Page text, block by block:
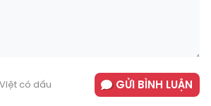
có dấu GỬI BÌNH LUẬN